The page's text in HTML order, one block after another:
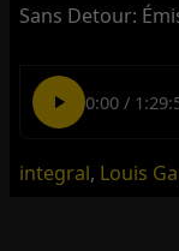
Sans Detour:
0:00/
integral, Louis